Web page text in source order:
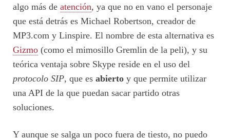
algo más de atención, ya que no en vano el personaje
que está detrás es Michael Robertson, creador de
MP3.com y Linspire. El nombre de esta alternativa es
Gizmo (como el mimosillo Gremlin de la peli), y su
teórica ventaja sobre Skype reside en el uso del
protocolo SIP, que es abierto y que permite utilizar
una API de la que puedan sacar partido otras
soluciones.
Y aunque se salga un poco fuera de tiesto, no puedo